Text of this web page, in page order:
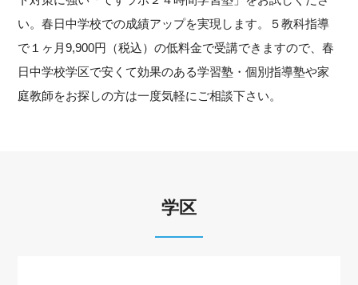
い。春日中学校での成績アップを実現します。５教科指導
で１ヶ月9,900円（税込）の低料金で受講できますので、春
日中学校学区で安くて効果のある学習塾・個別指導塾や家
庭教師をお探しの方は一度気軽にご相談下さい。
学区